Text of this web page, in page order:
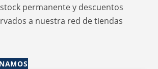
permanente y descuentos
a nuestra red de tiendas